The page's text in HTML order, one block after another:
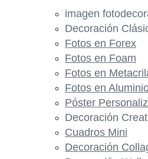
imagen
Decoración
Fotos en Forex
Fotos en Foam
Fotos en
Fotos en
Póster
Decoración
Cuadros Mini
Decoración